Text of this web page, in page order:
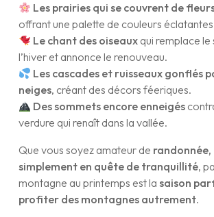
Les prairies qui se couvrent de
offrant une palette de couleurs
Le chant des oiseaux qui remplace le
l’hiver et annonce le renouveau.
Les cascades et ruisseaux gonflés
neiges, créant des décors féeriques.
Des sommets encore enneigés
verdure qui renaît dans la vallée.
Que vous soyez amateur de
simplement en quête de tranquillité,
montagne au printemps est la saison
profiter des montagnes autrement.